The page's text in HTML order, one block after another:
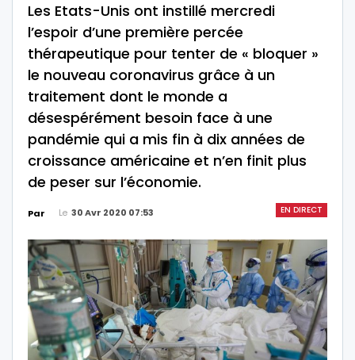
Les Etats-Unis ont instillé mercredi
l’espoir d’une première percée
thérapeutique pour tenter de « bloquer »
le nouveau coronavirus grâce à un
traitement dont le monde a
désespérément besoin face à une
pandémie qui a mis fin à dix années de
croissance américaine et n’en finit plus
de peser sur l’économie.
EN DIRECT
Par Le 30 Avr 2020 07:53